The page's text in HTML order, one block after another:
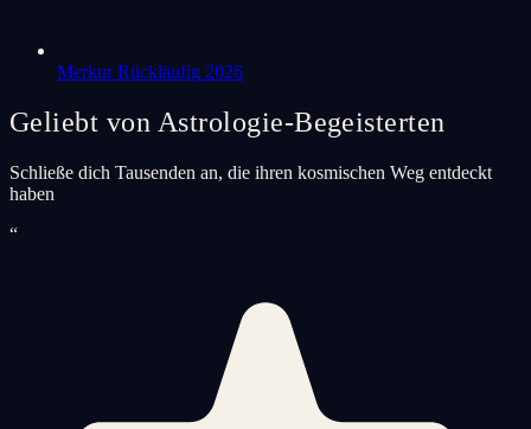
Merkur Rückläufig 2026
Geliebt von Astrologie-Begeisterten
Schließe dich Tausenden an, die ihren kosmischen Weg entdeckt
haben
“